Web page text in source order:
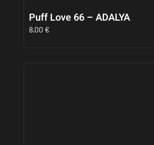
Puff Love 66 – ADALYA
8,00 €